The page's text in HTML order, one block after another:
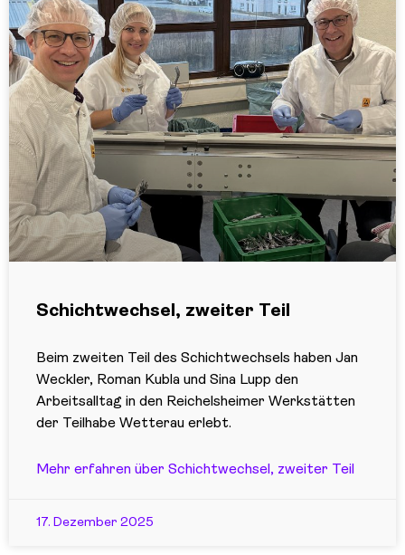
Schichtwechsel, zweiter Teil
Beim zweiten Teil des Schichtwechsels haben Jan
Weckler, Roman Kubla und Sina Lupp den
Arbeitsalltag in den Reichelsheimer Werkstätten
der Teilhabe Wetterau erlebt.
Mehr erfahren über Schichtwechsel, zweiter Teil
17. Dezember 2025